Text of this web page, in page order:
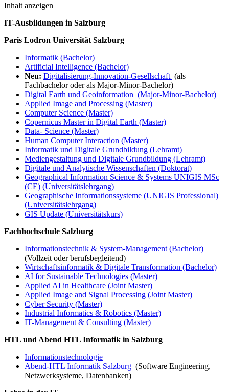
Inhalt anzeigen
IT-Ausbildungen in Salzburg
Paris Lodron Universität Salzburg
Informatik (Bachelor)
Artificial Intelligence (Bachelor)
Neu: Digitalisierung-Innovation-Gesellschaft (als
Fachbachelor oder als Major-Minor-Bachelor)
Digital Earth und Geoinformation (Major-Minor-Bachelor)
Applied Image and Processing (Master)
Computer Science (Master)
Copernicus Master in Digital Earth (Master)
Data- Science (Master)
Human Computer Interaction (Master)
Informatik und Digitale Grundbildung (Lehramt)
Mediengestaltung und Digitale Grundbildung (Lehramt)
Digitale und Analytische Wissenschaften (Doktorat)
Geographical Information Science & Systems UNIGIS MSc
(CE) (Universitätslehrgang)
Geographische Informationssysteme (UNIGIS Professional)
(Universitätslehrgang)
GIS Update (Universitätskurs)
Fachhochschule Salzburg
Informationstechnik & System-Management (Bachelor)
(Vollzeit oder berufsbegleitend)
Wirtschaftsinformatik & Digitale Transformation (Bachelor)
AI for Sustainable Technologies (Master)
Applied AI in Healthcare (Joint Master)
Applied Image and Signal Processing (Joint Master)
Cyber Security (Master)
Industrial Informatics & Robotics (Master)
IT-Management & Consulting (Master)
HTL und Abend HTL Informatik in Salzburg
Informationstechnologie
Abend-HTL Informatik Salzburg (Software Engineering,
Netzwerksysteme, Datenbanken)